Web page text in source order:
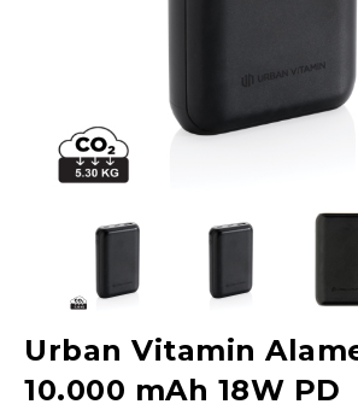
Urban Vitamin
10.000 mAh 18W PD